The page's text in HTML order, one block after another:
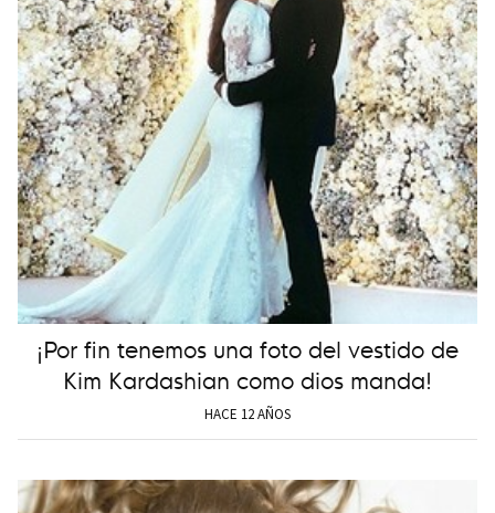
¡Por fin tenemos una foto del vestido de
Kim Kardashian como dios manda!
HACE 12 AÑOS